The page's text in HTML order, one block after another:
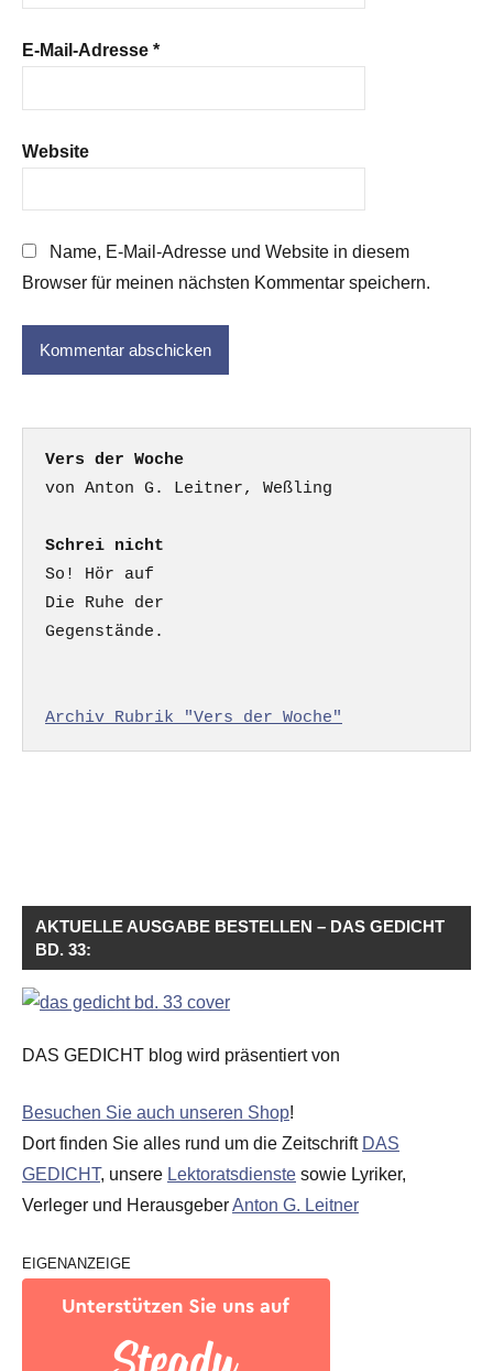
E-Mail-Adresse *
Website
Name, E-Mail-Adresse und Website in diesem
Browser für meinen nächsten Kommentar speichern.
Vers der Woche
Schrei nicht
So! Hör auf
Die Ruhe der
Gegenstände.
Archiv Rubrik "Vers der Woche"
AKTUELLE AUSGABE BESTELLEN – DAS GEDICHT
BD. 33:
DAS GEDICHT blog wird präsentiert von
Besuchen Sie auch unseren Shop!
Dort finden Sie alles rund um die Zeitschrift DAS
GEDICHT, unsere Lektoratsdienste sowie Lyriker,
Verleger und HerausgeberAnton G. Leitner
EIGENANZEIGE